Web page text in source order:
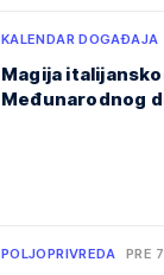
KALENDAR DOGAĐAJA
Magija
Međunarodnog
POLJOPRIVREDA PRE